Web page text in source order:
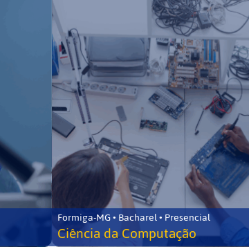
Formiga-MG • Bacharel • Presencial
Ciência da Computação